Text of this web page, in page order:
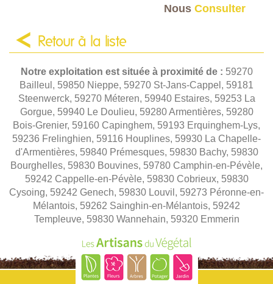
Nous Consulter
Retour à la liste
Notre exploitation est située à proximité de : 59270
Bailleul, 59850 Nieppe, 59270 St-Jans-Cappel, 59181
Steenwerck, 59270 Méteren, 59940 Estaires, 59253 La
Gorgue, 59940 Le Doulieu, 59280 Armentières, 59280
Bois-Grenier, 59160 Capinghem, 59193 Erquinghem-Lys,
59236 Frelinghien, 59116 Houplines, 59930 La Chapelle-
d'Armentières, 59840 Prémesques, 59830 Bachy, 59830
Bourghelles, 59830 Bouvines, 59780 Camphin-en-Pévèle,
59242 Cappelle-en-Pévèle, 59830 Cobrieux, 59830
Cysoing, 59242 Genech, 59830 Louvil, 59273 Péronne-en-
Mélantois, 59262 Sainghin-en-Mélantois, 59242
Templeuve, 59830 Wannehain, 59320 Emmerin